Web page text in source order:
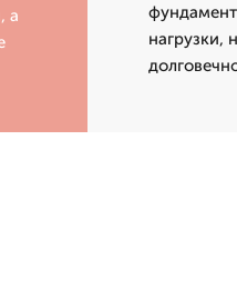
а
нагрузки,